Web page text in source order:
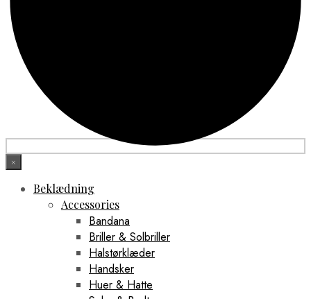
×
Beklædning
Accessories
Bandana
Briller & Solbriller
Halstørklæder
Handsker
Huer & Hatte